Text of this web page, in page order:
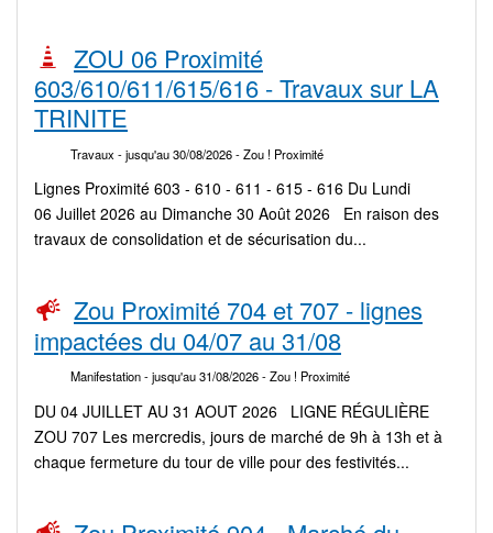
ZOU 06 Proximité
603/610/611/615/616 - Travaux sur LA
TRINITE
Travaux - jusqu'au 30/08/2026- Zou ! Proximité
Lignes Proximité 603 - 610 - 611 - 615 - 616 Du Lundi
06 Juillet 2026 au Dimanche 30 Août 2026 En raison des
travaux de consolidation et de sécurisation du...
Zou Proximité 704 et 707 - lignes
impactées du 04/07 au 31/08
Manifestation- jusqu'au 31/08/2026- Zou ! Proximité
DU 04 JUILLET AU 31 AOUT 2026 LIGNE RÉGULIÈRE
ZOU 707 Les mercredis, jours de marché de 9h à 13h et à
chaque fermeture du tour de ville pour des festivités...